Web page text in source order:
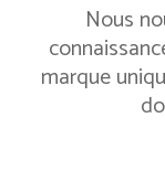
Nous
marque